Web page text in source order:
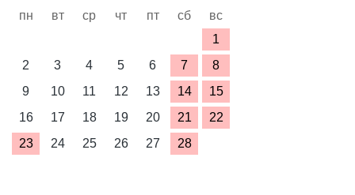
пн вт ср чт пт сб
вс
1
2
3 4 5 6 7
8
9
10 11 12 13 14
15
16
17 18 19 20 21
22
23
24 25 26 27 28